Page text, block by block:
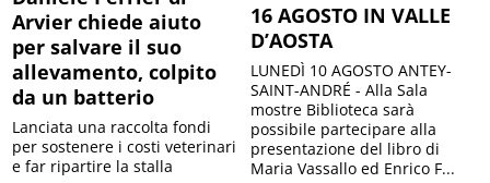
Arvier chiede aiuto
per salvare il suo
allevamento, colpito
da un batterio
Lanciata una raccolta fondi
per sostenere i costi veterinari
e far ripartire la stalla
16 AGOSTO IN VALLE
D’AOSTA
LUNEDÌ 10 AGOSTO ANTEY-
SAINT-ANDRÉ - Alla Sala
mostre Biblioteca sarà
possibile partecipare alla
presentazione del libro di
Maria Vassallo ed Enrico F...